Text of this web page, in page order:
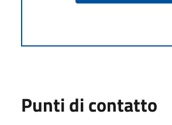
Punti di contatto